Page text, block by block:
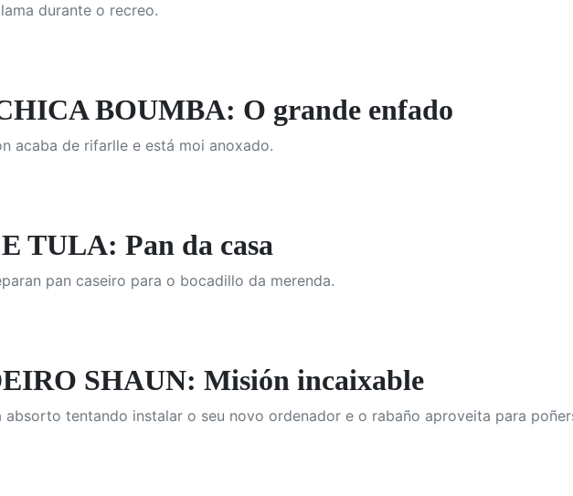
durante o recreo.
BOUMBA: O grande enfado
acaba de rifarlle e está moi anoxado.
TULA: Pan da casa
pan caseiro para o bocadillo da merenda.
SHAUN: Misión incaixable
absorto tentando instalar o seu novo ordenador e o rabaño aproveita para